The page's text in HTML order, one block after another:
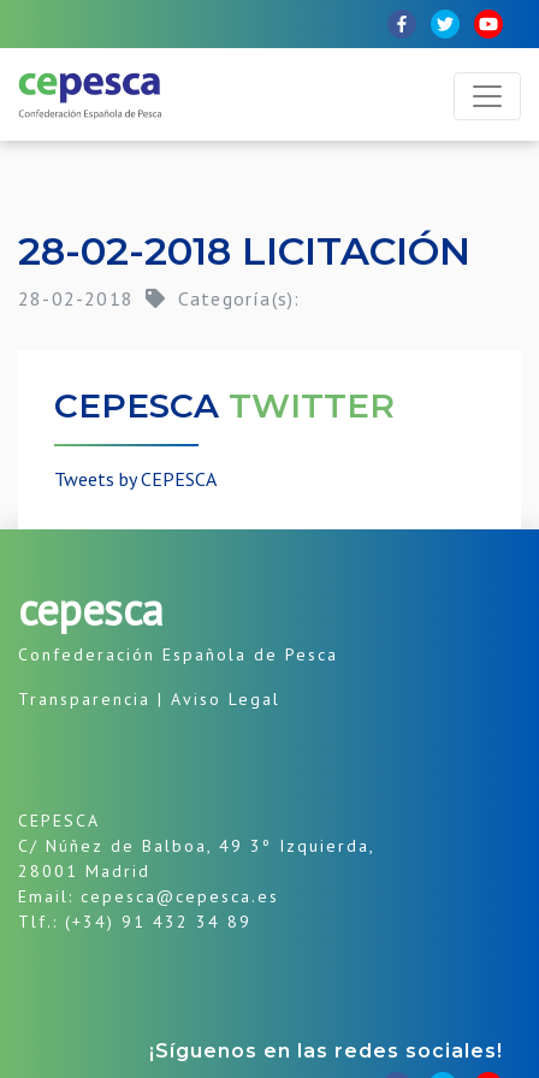
28-02-2018 LICITACIÓN
28-02-2018 Categoría(s):
CEPESCA TWITTER
Tweets by CEPESCA
cepesca
Confederación Española de Pesca
Transparencia | Aviso Legal
CEPESCA
C/ Núñez de Balboa, 49 3º Izquierda,
28001 Madrid
Email: cepesca@cepesca.es
Tlf.: (+34) 91 432 34 89
¡Síguenos en las redes sociales!